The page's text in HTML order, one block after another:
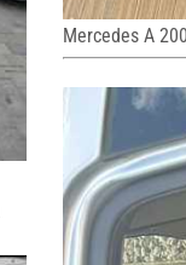
Mercedes A 200